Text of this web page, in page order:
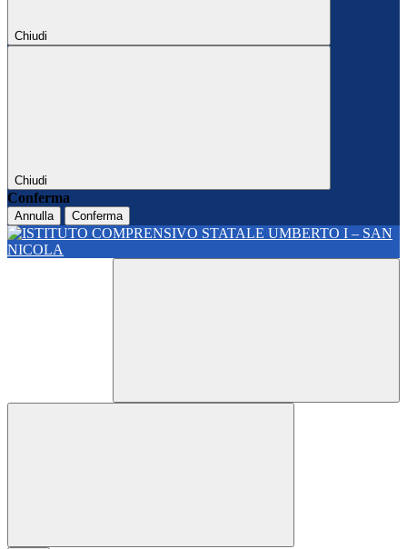
Chiudi
Chiudi
Conferma
Annulla Conferma